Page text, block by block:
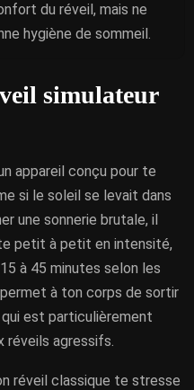
du réveil, mais ne
hygiène de sommeil.
simulateur
appareil conçu pour te
si le soleil se levait dans
une sonnerie brutale, il
petit à petit en intensité,
à 45 minutes selon les
à ton corps de sortir
est particulièrement
réveils agressifs.
réveil classique te stresse